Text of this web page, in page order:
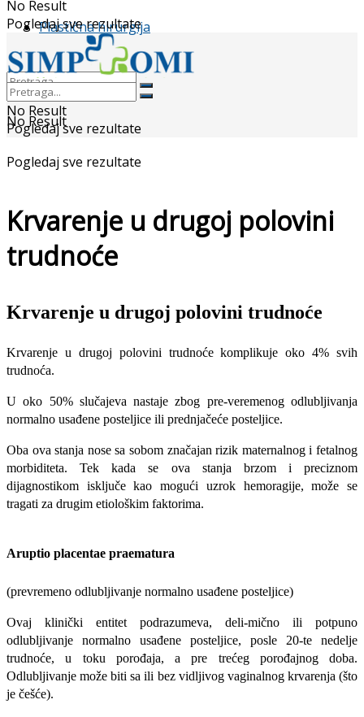
Plastična hirurgija
No Result
Pogledaj sve rezultate
No Result
Pogledaj sve rezultate
No Result
Pogledaj sve rezultate
Krvarenje u drugoj polovini
trudnoće
Krvarenje u drugoj polovini trudnoće
Krvarenje u drugoj polovini trudnoće komplikuje oko 4% svih
trudnoća.
U oko 50% slučajeva nastaje zbog pre-veremenog odlubljivanja
normalno usađe­ne posteljice ili prednjačeće posteljice.
Oba ova stanja nose sa sobom značajan rizik maternalnog i fetalnog
morbiditeta. Tek kada se ova stanja brzom i preciznom
dijagnostikom isključe kao mogući uzrok hemoragije, može se
tragati za drugim etiološkim faktorima.
Aruptio placentae praematura
(prevremeno odlubljivanje normalno usađene posteljice)
Ovaj klinički entitet podrazumeva, deli-mično ili potpuno
odlubljivanje normalno usađene posteljice, posle 20-te nedelje
trudnoće, u toku porođaja, a pre trećeg porođajnog doba.
Odlubljivanje može biti sa ili bez vidljivog vaginalnog krvarenja (što
je češće).